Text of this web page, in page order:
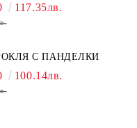
117.35лв.
С ПАНДЕЛКИ
100.14лв.